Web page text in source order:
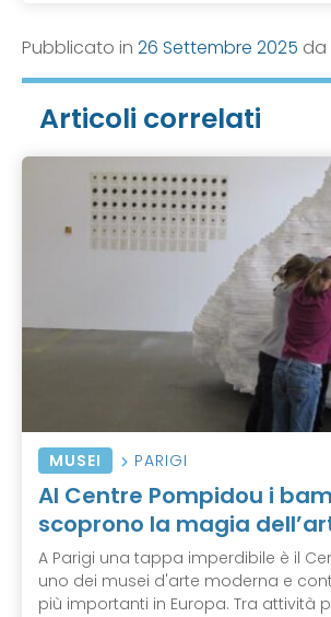
Pubblicato in 26 Settembre 2025 da
Articoli correlati
MUSEI PARIGI
Al Centre Pompidou i
scoprono la magia
A Parigi una tappa imperdibile è il
uno dei musei d'arte moderna e
più importanti in Europa. Tra attività